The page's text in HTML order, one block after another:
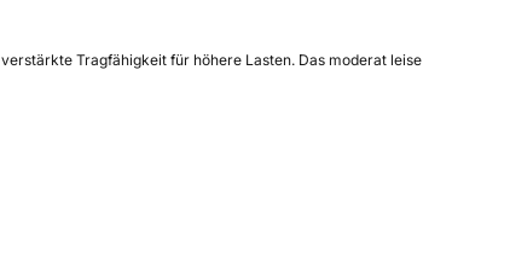
Tragfähigkeit für höhere Lasten. Das moderat leise